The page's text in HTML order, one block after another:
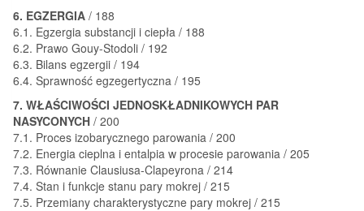
6. EGZERGIA / 188
6.1. Egzergia substancji i ciepła / 188
6.2. Prawo Gouy-Stodoli / 192
6.3. Bilans egzergii / 194
6.4. Sprawność egzegertyczna / 195
7. WŁAŚCIWOŚCI JEDNOSKŁADNIKOWYCH PAR
NASYCONYCH / 200
7.1. Proces izobarycznego parowania / 200
7.2. Energia cieplna i entalpia w procesie parowania / 205
7.3. Równanie Clausiusa-Clapeyrona / 214
7.4. Stan i funkcje stanu pary mokrej / 215
7.5. Przemiany charakterystyczne pary mokrej / 215